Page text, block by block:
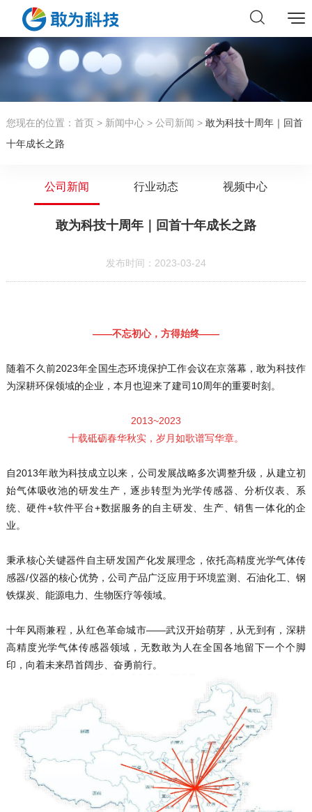
您现在的位置： 首页> 新闻中心> 公司新闻 > 敢为科技十周年｜回首
十年成长之路
公司新闻 行业动态 视频中心
敢为科技十周年｜回首十年成长之路
发布时间：2023-03-24
——不忘初心，方得始终——
随着不久前2023年全国生态环境保护工作会议在京落幕，敢为科技作
为深耕环保领域的企业，本月也迎来了建司10周年的重要时刻。
2013~2023
十载砥砺春华秋实，岁月如歌谱写华章。
自2013年敢为科技成立以来，公司发展战略多次调整升级，从建立初
始气体吸收池的研发生产，逐步转型为光学传感器、分析仪表、系
统、硬件+软件平台+数据服务的自主研发、生产、销售一体化的企
业。
秉承核心关键器件自主研发国产化发展理念，依托高精度光学气体传
感器/仪器的核心优势，公司产品广泛应用于环境监测、石油化工、钢
铁煤炭、能源电力、生物医疗等领域。
十年风雨兼程，从红色革命城市——武汉开始萌芽，从无到有，深耕
高精度光学气体传感器领域，无数敢为人在全国各地留下一个个脚
印，向着未来昂首阔步、奋勇前行。